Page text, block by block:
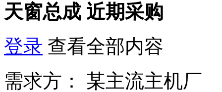
天窗总成 近期采购
登录 查看全部内容
需求方：
某主流主机厂